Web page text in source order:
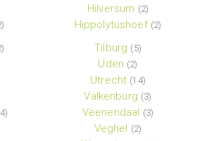
Hilversum (2)
Hippolytushoef (2)
Tilburg (5)
Uden (2)
Utrecht (14)
Valkenburg (3)
Veenendaal (3)
Veghel (2)